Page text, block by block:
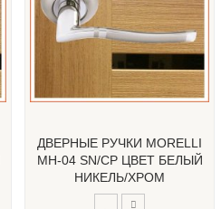
ДВЕРНЫЕ РУЧКИ MORELLI
MH-04 SN/CP ЦВЕТ БЕЛЫЙ
НИКЕЛЬ/ХРОМ